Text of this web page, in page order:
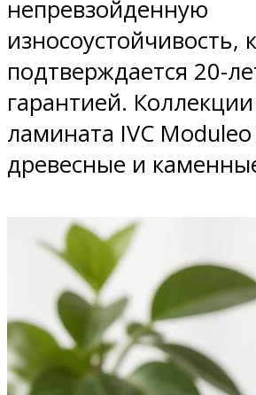
непревзойденную
износоустойчивость,
подтверждается 20-
гарантией.
ламината IVC
древесные и